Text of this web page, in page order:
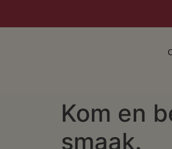
Kom en
smaak.